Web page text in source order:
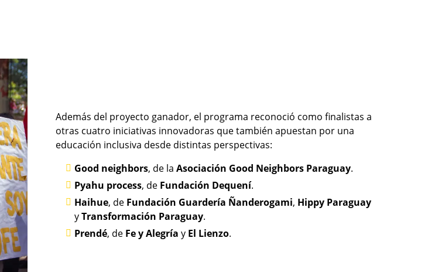
Además del proyecto ganador, el programa reconoció como finalistas a
otras cuatro iniciativas innovadoras que también apuestan por una
educación inclusiva desde distintas perspectivas:
Good neighbors, de la Asociación Good Neighbors Paraguay.
Pyahu process, de Fundación Dequení.
Haihue, de Fundación Guardería Ñanderogami, Hippy Paraguay
yTransformación Paraguay.
Prendé, de Fe y Alegría y El Lienzo.